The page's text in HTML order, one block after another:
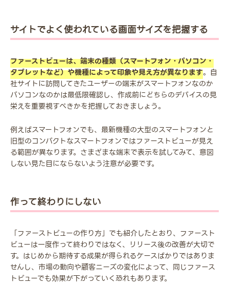
サイトでよく使われている画面サイズを把握する
ファーストビューは、端末の種類（スマートフォン・パソコン・
タブレットなど）や機種によって印象や見え方が異なります。自
社サイトに訪問してきたユーザーの端末がスマートフォンなのか
パソコンなのかは最低限確認し、作成前にどちらのデバイスの見
栄えを重要視すべきかを把握しておきましょう。
例えばスマートフォンでも、最新機種の大型のスマートフォンと
旧型のコンパクトなスマートフォンではファーストビューが見え
る範囲が異なります。さまざまな端末で表示を試してみて、意図
しない見た目にならないよう注意が必要です。
作って終わりにしない
「ファーストビューの作り方」でも紹介したとおり、ファースト
ビューは一度作って終わりではなく、リリース後の改善が大切で
す。はじめから期待する成果が得られるケースばかりではありま
せんし、市場の動向や顧客ニーズの変化によって、同じファース
トビューでも効果が下がっていく恐れもあります。